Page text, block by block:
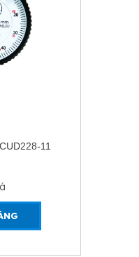
025-11